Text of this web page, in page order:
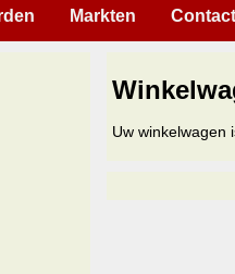
Contact
Markten
Uw winkelwagen